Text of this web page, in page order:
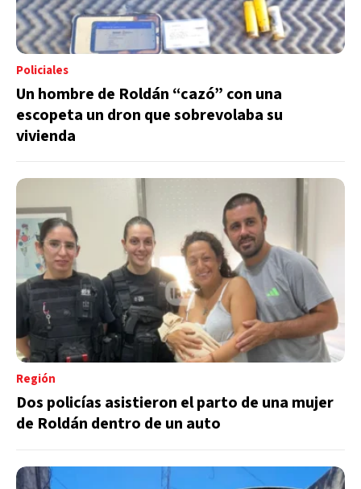
Policiales
Un hombre de Roldán “cazó” con una
escopeta un dron que sobrevolaba su
vivienda
Región
Dos policías asistieron el parto de una mujer
de Roldán dentro de un auto